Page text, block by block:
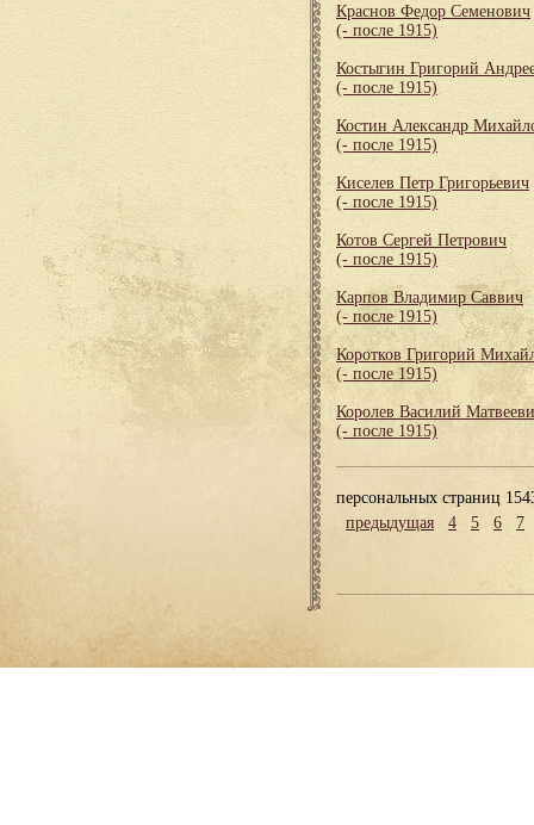
Краснов Федор Семенович
(- после 1915)
Костыгин Григорий
(- после 1915)
Костин Александр
(- после 1915)
Киселев Петр Григорьевич
(- после 1915)
Котов Сергей Петрович
(- после 1915)
Карпов Владимир Саввич
(- после 1915)
Коротков Григорий
(- после 1915)
Королев Василий
(- после 1915)
персональных страниц
предыдущая
4 5 6 7